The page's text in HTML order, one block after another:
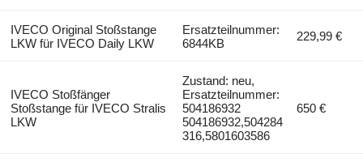
IVECO Original Stoßstange
LKW für IVECO Daily LKW
Ersatzteilnummer:
6844KB
229,99 €
IVECO Stoßfänger
Stoßstange für IVECO Stralis
LKW
Zustand: neu,
Ersatzteilnummer:
504186932
504186932,504284
316,5801603586
650 €